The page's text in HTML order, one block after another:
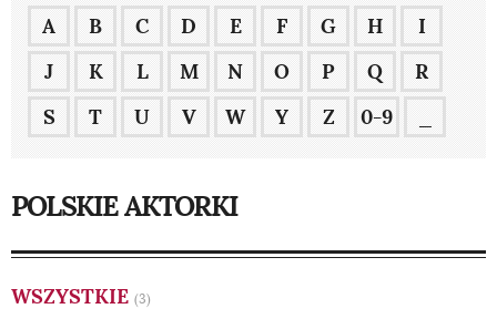
A B C D E F G H
I
J
K L M N O P Q
R
S
T U V W Y Z 0-9
POLSKIE AKTORKI
WSZYSTKIE (3)